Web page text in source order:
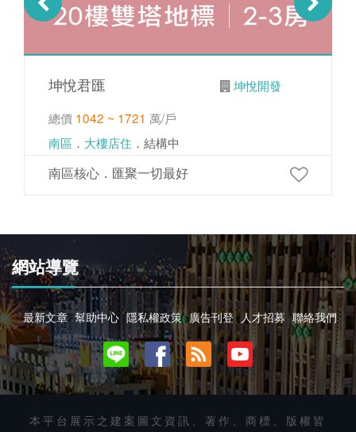
坤悅君匯
坤悅開發
總價 1042 ~ 1721 萬/戶
南區 ． 大樓店住 ．結構中
南區核心．匯聚一切最好
網站導覽
最新文章 幫助中心 隱私權政策 廣告刊登 人才招募 聯絡我們
本平台展示之建案圖文資訊、著作、商標、版權皆